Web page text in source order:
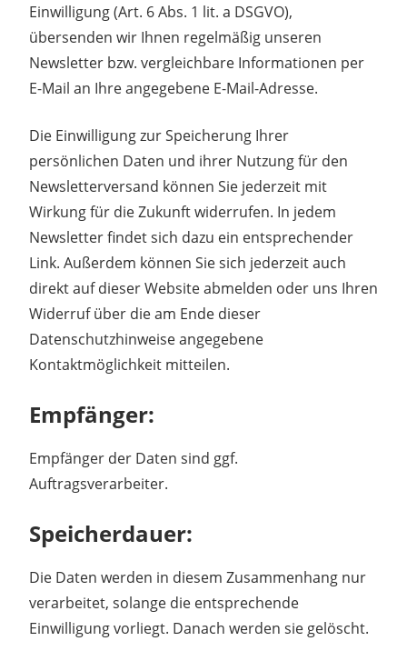
Einwilligung (Art. 6 Abs. 1 lit. a DSGVO),
übersenden wir Ihnen regelmäßig unseren
Newsletter bzw. vergleichbare Informationen per
E-Mail an Ihre angegebene E-Mail-Adresse.
Die Einwilligung zur Speicherung Ihrer
persönlichen Daten und ihrer Nutzung für den
Newsletterversand können Sie jederzeit mit
Wirkung für die Zukunft widerrufen. In jedem
Newsletter findet sich dazu ein entsprechender
Link. Außerdem können Sie sich jederzeit auch
direkt auf dieser Website abmelden oder uns Ihren
Widerruf über die am Ende dieser
Datenschutzhinweise angegebene
Kontaktmöglichkeit mitteilen.
Empfänger:
Empfänger der Daten sind ggf.
Auftragsverarbeiter.
Speicherdauer:
Die Daten werden in diesem Zusammenhang nur
verarbeitet, solange die entsprechende
Einwilligung vorliegt. Danach werden sie gelöscht.